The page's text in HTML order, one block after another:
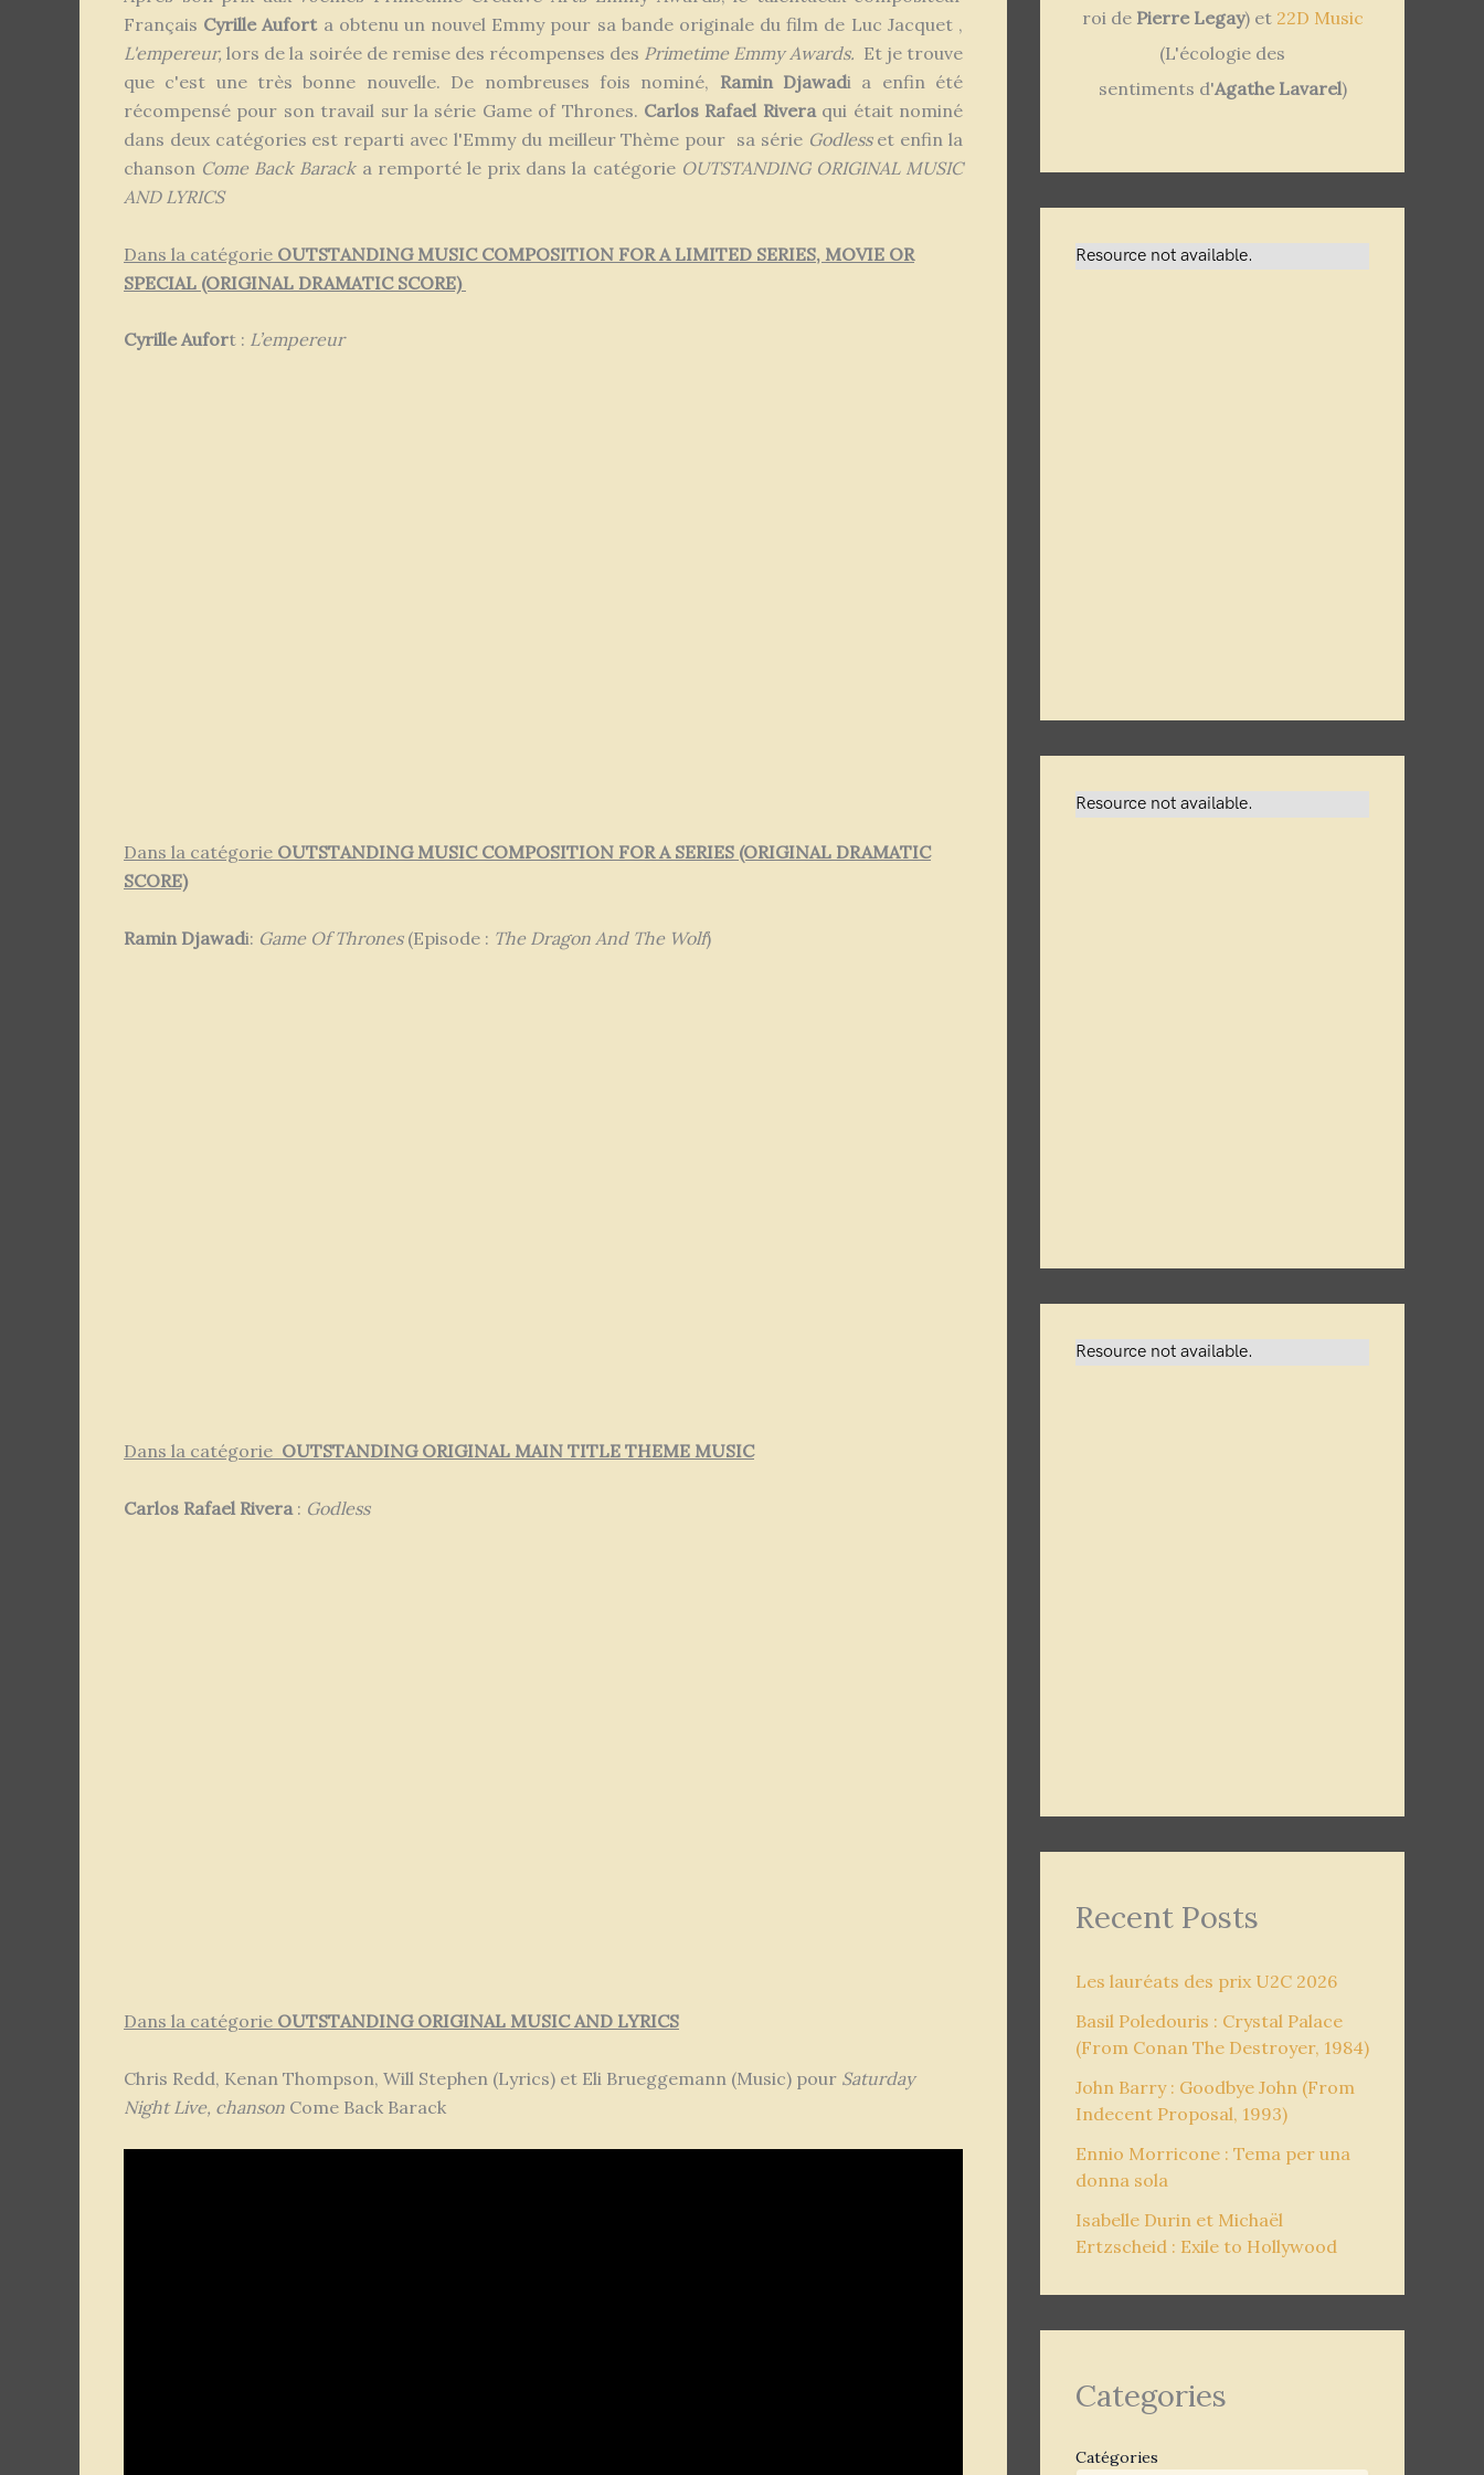
Français Cyrille Auforta obtenu un nouvel Emmy pour sa bande originale du film de Luc Jacquet ,
L'empereur,lors de la soirée de remise des récompenses des Primetime Emmy Awards. Et je trouve
que c'est une très bonne nouvelle. De nombreuses fois nominé, Ramin Djawadi a enfin été
récompensé pour son travail sur la série Game of Thrones. Carlos Rafael Riveraqui était nominé
dans deux catégories est reparti avec l'Emmy du meilleur Thème pour sa série Godless et enfin la
chanson Come Back Barack a remporté le prix dans la catégorie OUTSTANDING ORIGINAL MUSIC
AND LYRICS
Dans la catégorie OUTSTANDING MUSIC COMPOSITION FOR A LIMITED SERIES, MOVIE OR
SPECIAL (ORIGINAL DRAMATIC SCORE)
Cyrille Aufort : L’empereur
Dans la catégorie OUTSTANDING MUSIC COMPOSITION FOR A SERIES (ORIGINAL DRAMATIC
SCORE)
Ramin Djawadi: Game Of Thrones(Episode : The Dragon And The Wolf)
Dans la catégorie OUTSTANDING ORIGINAL MAIN TITLE THEME MUSIC
Carlos Rafael Rivera : Godless
Dans la catégorie OUTSTANDING ORIGINAL MUSIC AND LYRICS
Chris Redd, Kenan Thompson, Will Stephen (Lyrics) et Eli Brueggemann (Music) pour Saturday
Night Live, chanson Come Back Barack
roi de Pierre Legay) et 22D Music
(L'écologie des
sentiments d'Agathe Lavarel)
Recent Posts
Les lauréats des prix U2C 2026
Basil Poledouris : Crystal Palace
(From Conan The Destroyer, 1984)
John Barry : Goodbye John (From
Indecent Proposal, 1993)
Ennio Morricone : Tema per una
donna sola
Isabelle Durin et Michaël
Ertzscheid : Exile to Hollywood
Categories
Catégories